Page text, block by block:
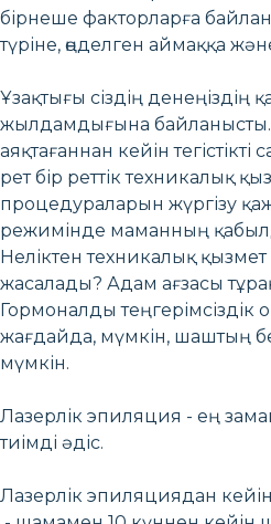
бірнеше факторларға
түріне, өңделген аймаққа
Ұзақтығы сіздің денеңіздің
жылдамдығына байланысты.
аяқтағаннан кейін
рет бір реттік техникалық
процедураларын жүргізу
режимінде маманның
Неліктен техникалық
жасалады? Адам ағзасы
Гормоналды теңгерімсіздік
жағдайда, мүмкін, шаштың
мүмкін.
Лазерлік эпиляция - ең
тиімді әдіс.
Лазерлік эпиляциядан